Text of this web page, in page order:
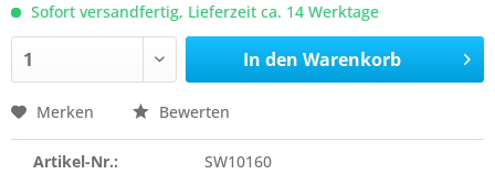
Sofort versandfertig, Lieferzeit ca. 14 Werktage
In den Warenkorb
Merken Bewerten
Artikel-Nr.: SW10160